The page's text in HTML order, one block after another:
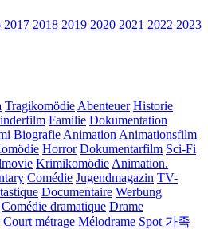
2017 2018 2019 2020 2021 2022 2023
Tragikomödie Abenteuer Historie
Familie Dokumentation
Biografie Animation Animationsfilm
Horror Dokumentarfilm Sci-Fi
Krimikomödie Animation.
Comédie Jugendmagazin TV-
Documentaire Werbung
Comédie dramatique Drame
Court métrage Mélodrame Spot 가족